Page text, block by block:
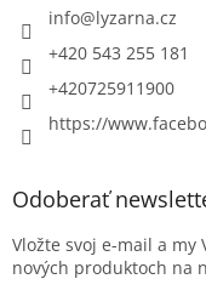
info@lyzarna.cz
+420 543 255 181
+420725911900
https://
Odoberať
Vložte svoj e-mail a
nových produktoch na